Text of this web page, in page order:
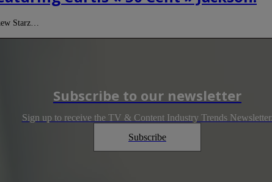
Starz…
Subscribe to our newsletter
Sign up to receive the TV & Content Industry Trends
Subscribe